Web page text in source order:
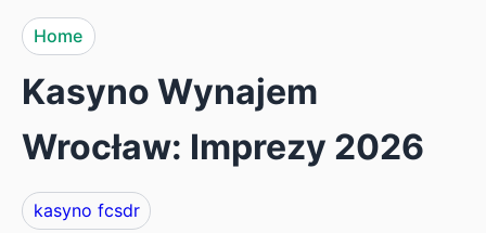
Home
Kasyno Wynajem
Wrocław: Imprezy 2026
kasyno fcsdr